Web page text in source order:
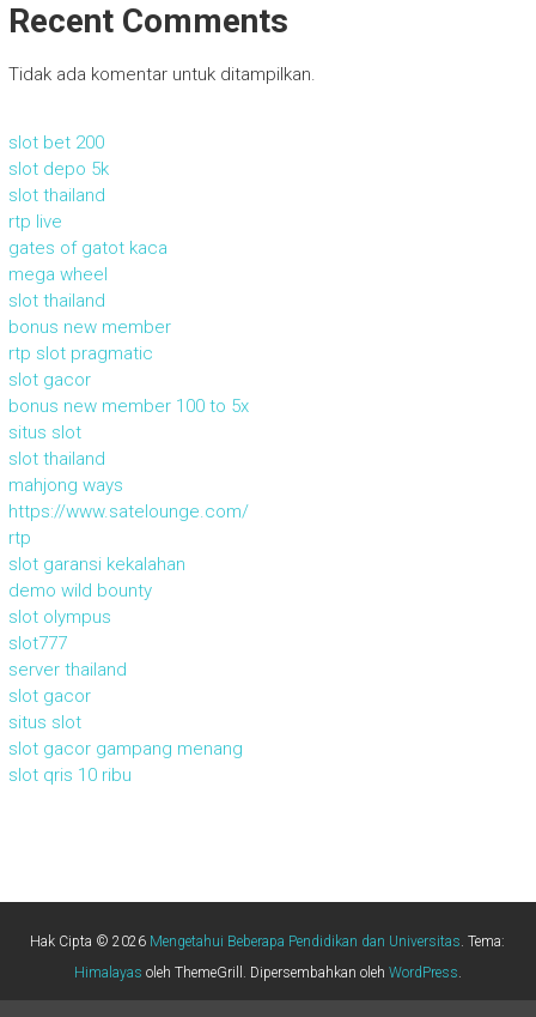
Recent Comments
Tidak ada komentar untuk ditampilkan.
slot bet 200
slot depo 5k
slot thailand
rtp live
gates of gatot kaca
mega wheel
slot thailand
bonus new member
rtp slot pragmatic
slot gacor
bonus new member 100 to 5x
situs slot
slot thailand
mahjong ways
https://www.satelounge.com/
rtp
slot garansi kekalahan
demo wild bounty
slot olympus
slot777
server thailand
slot gacor
situs slot
slot gacor gampang menang
slot qris 10 ribu
Hak Cipta © 2026 Mengetahui Beberapa Pendidikan dan Universitas. Tema:
Himalayas oleh ThemeGrill. Dipersembahkan oleh WordPress.